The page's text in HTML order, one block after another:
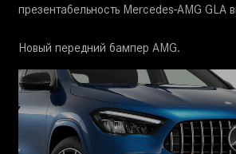
презентабельность Mercedes-AMG GLA
Новый передний бампер AMG.